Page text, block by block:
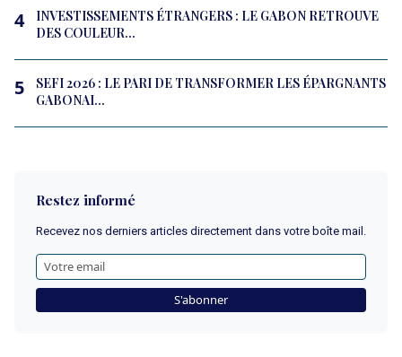
4
INVESTISSEMENTS ÉTRANGERS : LE GABON RETROUVE
DES COULEUR...
5
SEFI 2026 : LE PARI DE TRANSFORMER LES ÉPARGNANTS
GABONAI...
Restez informé
Recevez nos derniers articles directement dans votre boîte mail.
S'abonner